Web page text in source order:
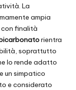
La
ampia
con finalità
rientra
soprattutto
lo rende adatto
un simpatico
e considerato